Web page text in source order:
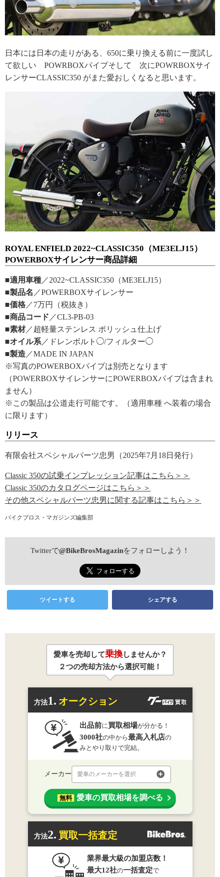
日本には日本の走りがある、650に乗り換える前に一度試し
て欲しい POWRBOXパイプそして 次にPOWRBOXサイ
レンサーCLASSIC350 がまた愛おしくなると思います。
ROYAL ENFIELD 2022~CLASSIC350（ME3ELJ15）
POWERBOXサイレンサー商品詳細
■適用車種 ／2022~CLASSIC350（ME3ELJ15）
■製品名 ／POWERBOXサイレンサー
■価格 ／7万円（税抜き）
■商品コード ／CL3-PB-03
■素材／超軽量ステンレス ポリッシュ仕上げ
■オイル系 ／ドレンボルト◯/フィルター◯
■製造 ／MADE IN JAPAN
※写真のPOWERBOXパイプは別売となります
（POWERBOXサイレンサーにPOWERBOXパイプは含まれ
ません）
※この製品は公道走行可能です。（適用車種 へ装着の場合
に限ります）
リリース
有限会社スペシャルパーツ忠男（2025年7月18日発行）
Classic 350の試乗インプレッション記事はこちら＞＞
Classic 350のカタログページはこちら＞＞
その他スペシャルパーツ忠男に関する記事はこちら＞＞
バイクブロス・マガジンズ編集部
Twitterで@BikeBrosMagazinをフォローしよう！
ツイートする シェアする
愛車を売却して乗換しませんか？
２つの売却方法から選択可能！
方法1. オークション
出品前に 買取相場が分かる！
3000社の中から最高入札店の
みとやり取りで完結。
メーカー 愛車のメーカーを選択
無料 愛車の買取相場を調べる
方法2. 買取一括査定
業界最大級の加盟店数！
最大12社の一括査定で